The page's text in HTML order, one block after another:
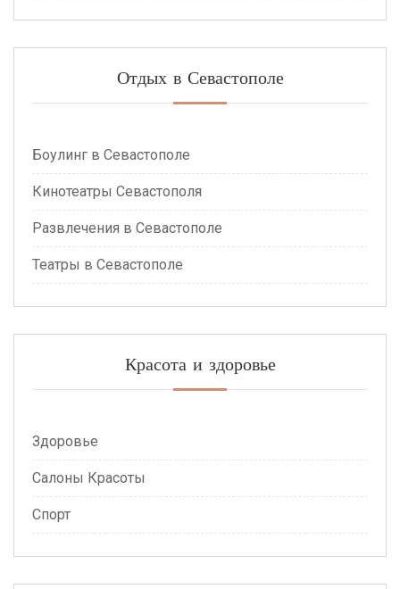
Отдых в Севастополе
Боулинг в Севастополе
Кинотеатры Севастополя
Развлечения в Севастополе
Театры в Севастополе
Красота и здоровье
Здоровье
Салоны Красоты
Спорт